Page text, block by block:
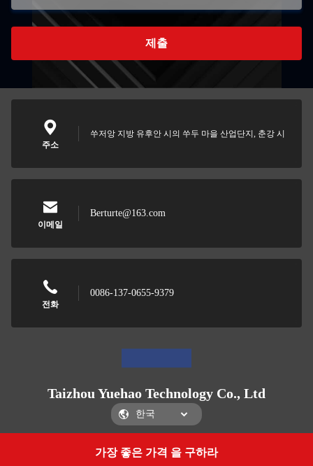
가장 좋은 가격 을 구하라
제출
주소
쑤저앙 지방 유후안 시의 쑤두 마을 산업단지, 춘강 시
이메일
Berturte@163.com
전화
0086-137-0655-9379
Taizhou Yuehao Technology Co., Ltd
Taizhou Yuehao Technology Co., Ltd
Get a Quote